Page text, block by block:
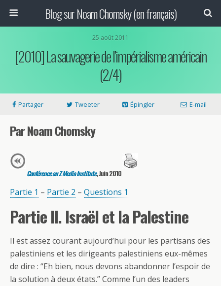
Blog sur Noam Chomsky (en français)
25 août 2011
[2010] La sauvagerie de l’impérialisme américain
(2/4)
Partager Tweeter Épingler E-mail
Par Noam Chomsky
Conférence au Z Media Institute, Juin 2010
Partie 1 – Partie 2 – Questions 1
Partie II. Israël et la Palestine
Il est assez courant aujourd’hui pour les partisans des
palestiniens et les dirigeants palestiniens eux-mêmes
de dire : “Eh bien, nous devons abandonner l’espoir de
la solution à deux états.” Comme l’un des leaders